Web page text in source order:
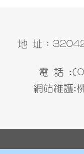
地 址：
電 話
網站維護: